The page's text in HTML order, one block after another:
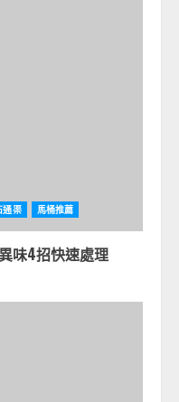
通渠 馬桶推薦
味4招快速處理